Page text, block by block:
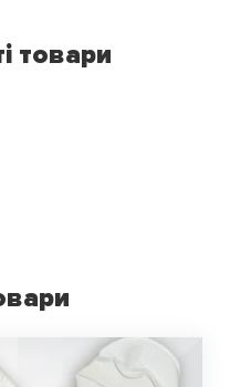
товари